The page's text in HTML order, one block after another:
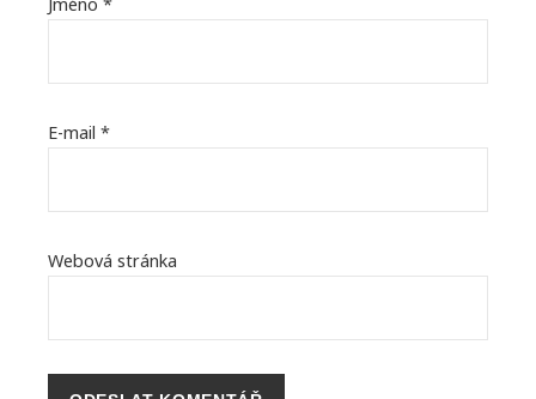
E-mail *
Webová stránka